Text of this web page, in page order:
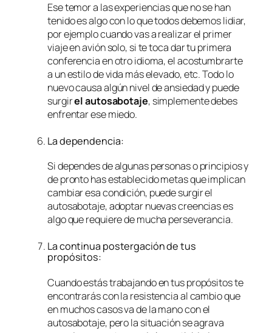
Ese temor a las experiencias que no se han
tenido es algo con lo que todos debemos lidiar,
por ejemplo cuando vas a realizar el primer
viaje en avión solo, si te toca dar tu primera
conferencia en otro idioma, el acostumbrarte
a un estilo de vida más elevado, etc. Todo lo
nuevo causa algún nivel de ansiedad y puede
surgirel autosabotaje, simplemente debes
enfrentar ese miedo.
La dependencia:
Si dependes de algunas personas o principios y
de pronto has establecido metas que implican
cambiar esa condición, puede surgir el
autosabotaje, adoptar nuevas creencias es
algo que requiere de mucha perseverancia.
La continua postergación de tus
propósitos:
Cuando estás trabajando en tus propósitos te
encontrarás con la resistencia al cambio que
en muchos casos va de la mano con el
autosabotaje, pero la situación se agrava